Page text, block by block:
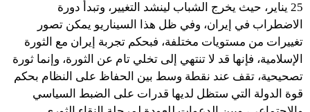
25 يناير، حيث يخرج الشباب لينشد التغيير، وتبدأ دورة
الاضطراب في إيران، وفي ظل هذا السيناريو يمكن تصور
تغييرات من مستويات مختلفة، فبحكم تجربة إيران مع الثورة
الإسلامية، فإنها قد لا تنتهي إلى تخلي تام عن الثورة، وإنما ثورة
تصحيحية، تقف عند نقطة وسط بين الحفاظ على النظام بحكم
قوة الدولة التي ستظل لديها قدرات على الضبط السياسي